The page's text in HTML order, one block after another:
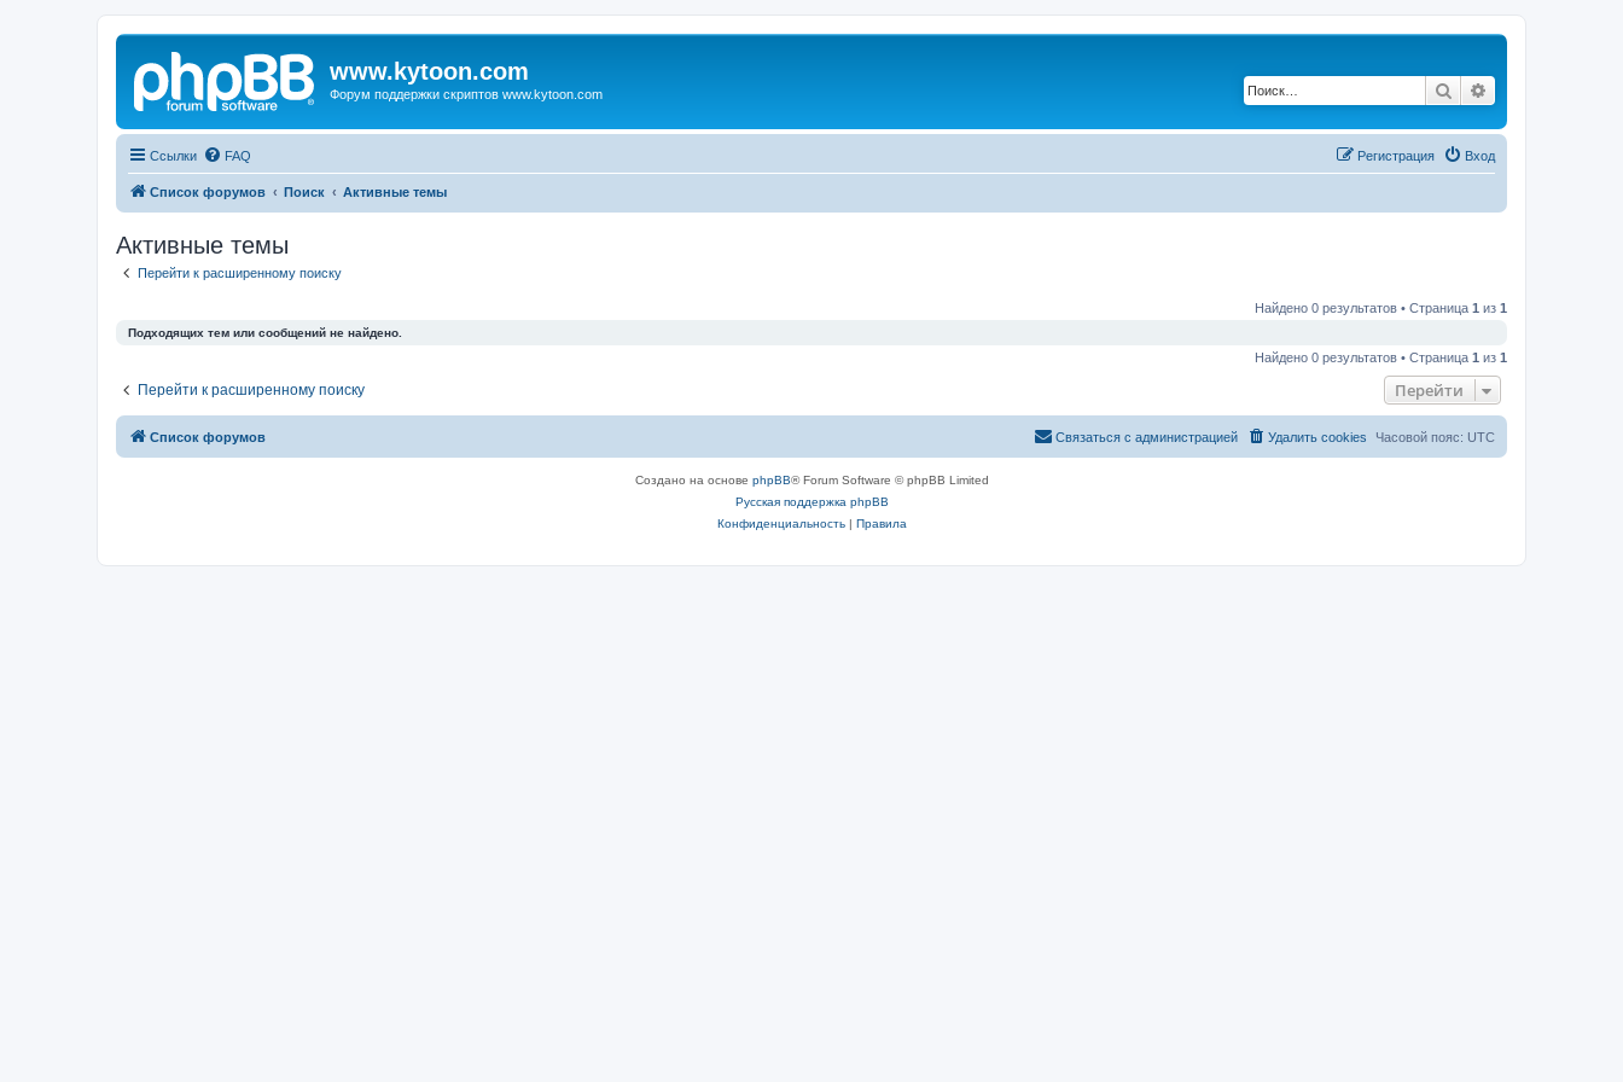
www.kytoon.com
Форум поддержки скриптов www.kytoon.com Поиск
Ссылки FAQ Вход
Регистрация
Список форумов Поиск Активные темы
Активные темы
Перейти к расширенному поиску
Найдено 0 результатов • Страница 1 из 1
Подходящих тем или сообщений не найдено.
Найдено 0 результатов • Страница 1 из 1
Перейти к расширенному поиску Перейти
Список форумов Часовой пояс: UTC
Удалить cookies
Связаться с администрацией
Создано на основе phpBB® Forum Software © phpBB Limited
Русская поддержка phpBB
Конфиденциальность| Правила